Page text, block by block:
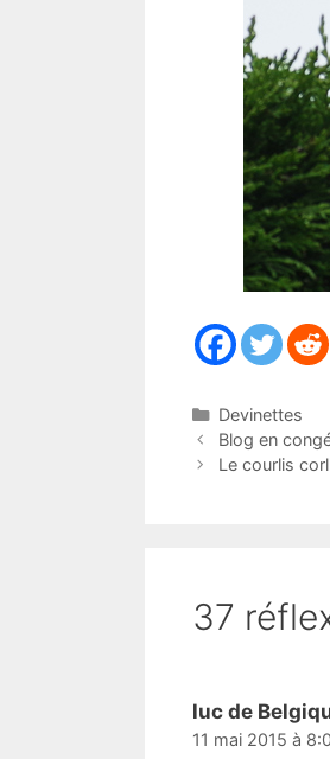
Catégories
Devinettes
Blog en
Le courlis
37
luc de
11 mai 2015 à